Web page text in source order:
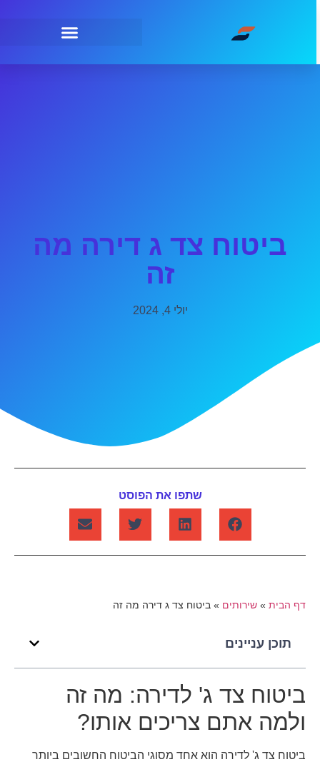
ביטוח צד ג דירה מה
זה
יולי 4, 2024
שתפו את הפוסט
דף הבית» שירותים» ביטוח צד ג דירה מה זה
תוכן עניינים
ביטוח צד ג' לדירה: מה זה
ולמה אתם צריכים אותו?
ביטוח צד ג' לדירה הוא אחד מסוגי הביטוח החשובים ביותר